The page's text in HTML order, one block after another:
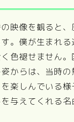
映像を観ると
。僕が生まれ
色褪せません
からは、当時
を楽しんでいる
与えてくれる名